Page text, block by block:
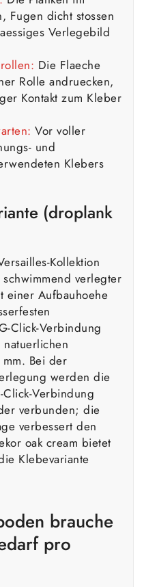
Fugen dicht stossen
Verlegebild
Die Flaeche
Rolle andruecken,
Kontakt zum Kleber
Vor voller
und
Klebers
(droplank
Kollektion
verlegter
einer Aufbauhoehe
Click-Verbindung
Bei der
werden die
Verbindung
verbunden; die
verbessert den
oak cream bietet
Klebevariante
brauche
pro